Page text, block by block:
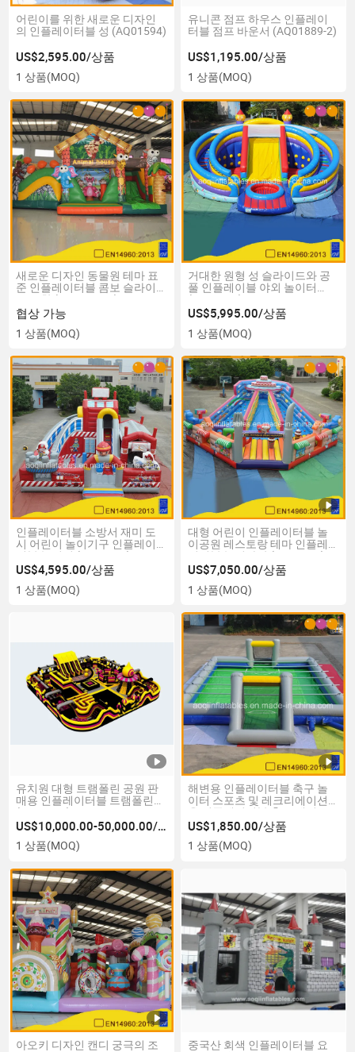
어린이를 위한 새로운 디자인
의 인플레이터블 성 (AQ01594)
US$2,595.00/상품
1 상품(MOQ)
유니콘 점프 하우스 인플레이
터블 점프 바운서 (AQ01889-2)
US$1,195.00/상품
1 상품(MOQ)
새로운 디자인 동물원 테마 표
준 인플레이터블 콤보 슬라이
드 포함 (AQ01709-1)
협상 가능
1 상품(MOQ)
거대한 원형 성 슬라이드와 공
풀 인플레이블 야외 놀이터
(AQ01167)
US$5,995.00/상품
1 상품(MOQ)
인플레이터블 소방서 재미 도
시 어린이 놀이기구 인플레이
터블 놀이터 (AQ01721)
US$4,595.00/상품
1 상품(MOQ)
대형 어린이 인플레이터블 놀
이공원 레스토랑 테마 인플레
이터블 놀이마당 (AQ01477)
US$7,050.00/상품
1 상품(MOQ)
유치원 대형 트램폴린 공원 판
매용 인플레이터블 트램폴린
(AQ01908)
US$10,000.00-50,000.00/상품
1 상품(MOQ)
해변용 인플레이터블 축구 놀
이터 스포츠 및 레크리에이션
용 인플레이터블 축구 게임
(AQ1810-8)
US$1,850.00/상품
1 상품(MOQ)
아오키 디자인 캔디 궁극의 조
중국산 회색 인플레이터블 요